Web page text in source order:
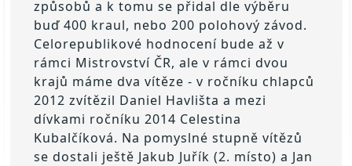
způsobů a k tomu se přidal dle výběru
buď 400 kraul, nebo 200 polohový závod.
Celorepublikové hodnocení bude až v
rámci Mistrovství ČR, ale v rámci dvou
krajů máme dva vítěze - v ročníku chlapců
2012 zvítězil Daniel Havlišta a mezi
dívkami ročníku 2014 Celestina
Kubalčíková. Na pomyslné stupně vítězů
se dostali ještě Jakub Juřík (2. místo) a Jan